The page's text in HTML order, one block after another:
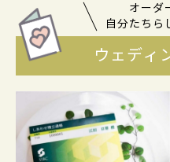
オーダ
自分たちら
ウェディ